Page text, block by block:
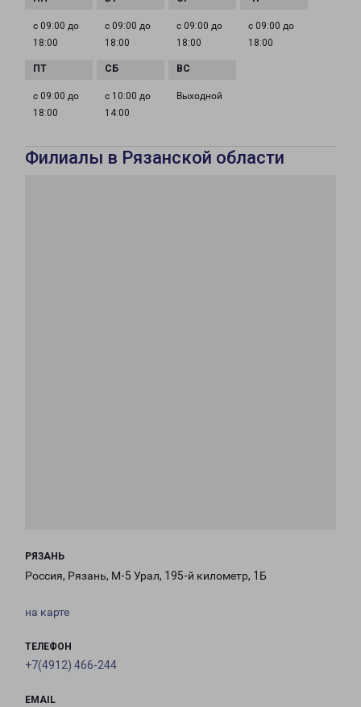
с 09:00 до
18:00
с 09:00 до
18:00
с 09:00 до
18:00
с 09:00 до
18:00
с 09:00 до
18:00
с 10:00 до
14:00
Выходной
Филиалы в Рязанской области
РЯЗАНЬ
Россия, Рязань, М-5 Урал, 195-й километр, 1Б
на карте
ТЕЛЕФОН
+7(4912) 466-244
EMAIL